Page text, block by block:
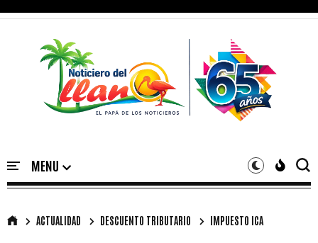
ACTUALIDAD DESCUENTO TRIBUTARIO IMPUESTO ICA